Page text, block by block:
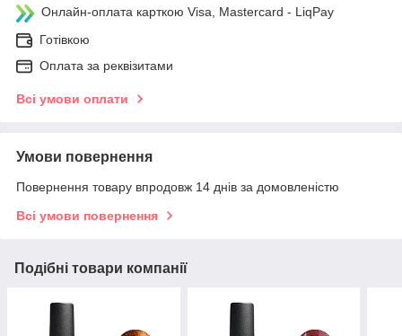
Онлайн-оплата карткою Visa, Mastercard - LiqPay
Готівкою
Оплата за реквізитами
Всі умови оплати
Умови повернення
Повернення товару впродовж 14 днів за домовленістю
Всі умови повернення
Подібні товари компанії